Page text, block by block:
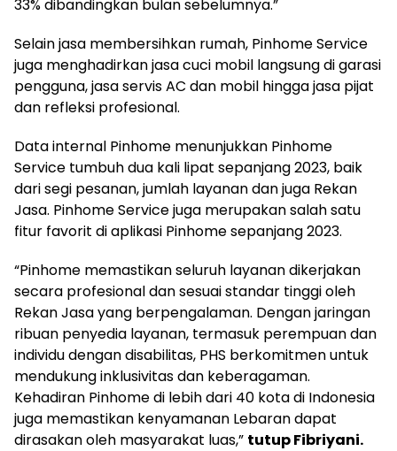
33% dibandingkan bulan sebelumnya.”
Selain jasa membersihkan rumah, Pinhome Service
juga menghadirkan jasa cuci mobil langsung di garasi
pengguna, jasa servis AC dan mobil hingga jasa pijat
dan refleksi profesional.
Data internal Pinhome menunjukkan Pinhome
Service tumbuh dua kali lipat sepanjang 2023, baik
dari segi pesanan, jumlah layanan dan juga Rekan
Jasa. Pinhome Service juga merupakan salah satu
fitur favorit di aplikasi Pinhome sepanjang 2023.
“Pinhome memastikan seluruh layanan dikerjakan
secara profesional dan sesuai standar tinggi oleh
Rekan Jasa yang berpengalaman. Dengan jaringan
ribuan penyedia layanan, termasuk perempuan dan
individu dengan disabilitas, PHS berkomitmen untuk
mendukung inklusivitas dan keberagaman.
Kehadiran Pinhome di lebih dari 40 kota di Indonesia
juga memastikan kenyamanan Lebaran dapat
dirasakan oleh masyarakat luas,” tutup Fibriyani.